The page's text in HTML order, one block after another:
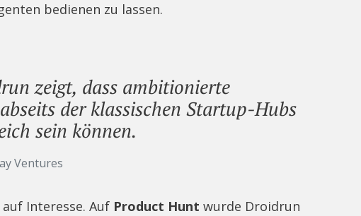
bedienen zu lassen.
zeigt, dass ambitionierte
der klassischen Startup-Hubs
sein können.
Ventures
Interesse. Auf Product Hunt wurde Droidrun